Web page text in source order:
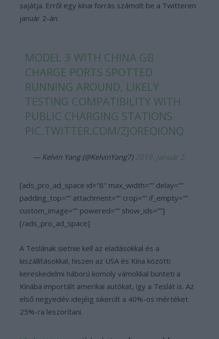
sajátja. Erről egy kínai forrás számolt be a Twitteren
január 2-án:
MODEL 3 WITH CHINA GB
CHARGE PORTS SPOTTED
RUNNING AROUND, LIKELY
TESTING COMPATIBILITY WITH
PUBLIC CHARGING STATIONS
PIC.TWITTER.COM/ZJOREQIONQ
— Kelvin Yang (@KelvinYang7) 2019. január 2.
[ads_pro_ad_space id=”6″ max_width=”” delay=””
padding_top=”” attachment=”” crop=”” if_empty=””
custom_image=”” powered=”” show_ids=””]
[/ads_pro_ad_space]
A Teslának sietnie kell az eladásokkal és a
kiszállításokkal, hiszen az USA és Kína közötti
kereskedelmi háború komoly vámokkal bünteti a
Kínába importált amerikai autókat, így a Teslát is. Az
első negyedév idejéig sikerült a 40%-os mértéket
25%-ra leszorítani.